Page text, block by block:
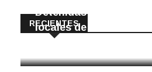
RECIENTES
Detenidas dos
locales de La Luisiana